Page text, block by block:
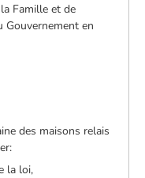
Famille et de
Gouvernement en
des maisons relais
la loi,